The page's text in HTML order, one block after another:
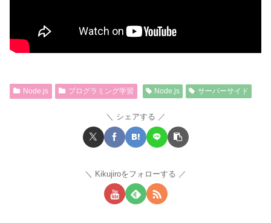
Node.js プログラミング学習 Node.js サーバーサイド
シェアする
Kikujiroをフォローする